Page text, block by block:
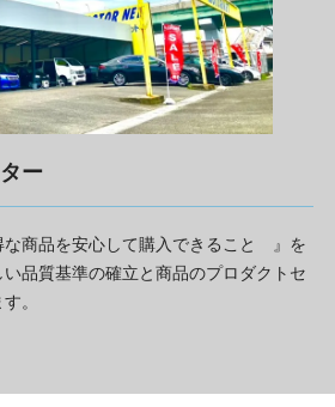
ー
商品を安心して購入できること 』を
品質基準の確立と商品のプロダクトセ
。